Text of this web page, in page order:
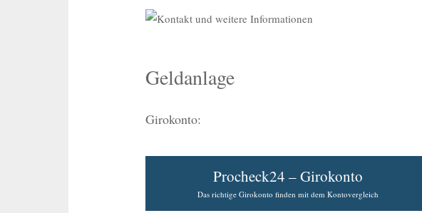
VERGLEICHEN UND SPAREN!
Geldanlage
Girokonto:
Procheck24 – Girokonto
Das richtige Girokonto finden mit dem Kontovergleich